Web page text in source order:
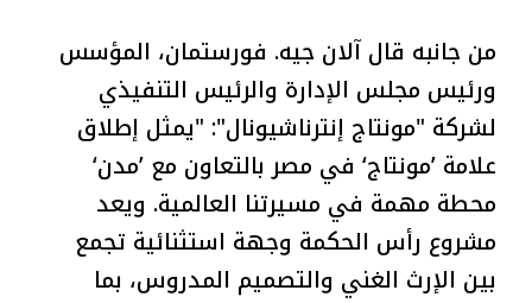
من جانبه قال آلان جيه. فورستمان، المؤسس
ورئيس مجلس الإدارة والرئيس التنفيذي
لشركة "مونتاج إنترناشيونال": "يمثل إطلاق
علامة ’مونتاج‘ في مصر بالتعاون مع ’مدن‘
محطة مهمة في مسيرتنا العالمية. ويعد
مشروع رأس الحكمة وجهة استثنائية تجمع
بين الإرث الغني والتصميم المدروس، بما